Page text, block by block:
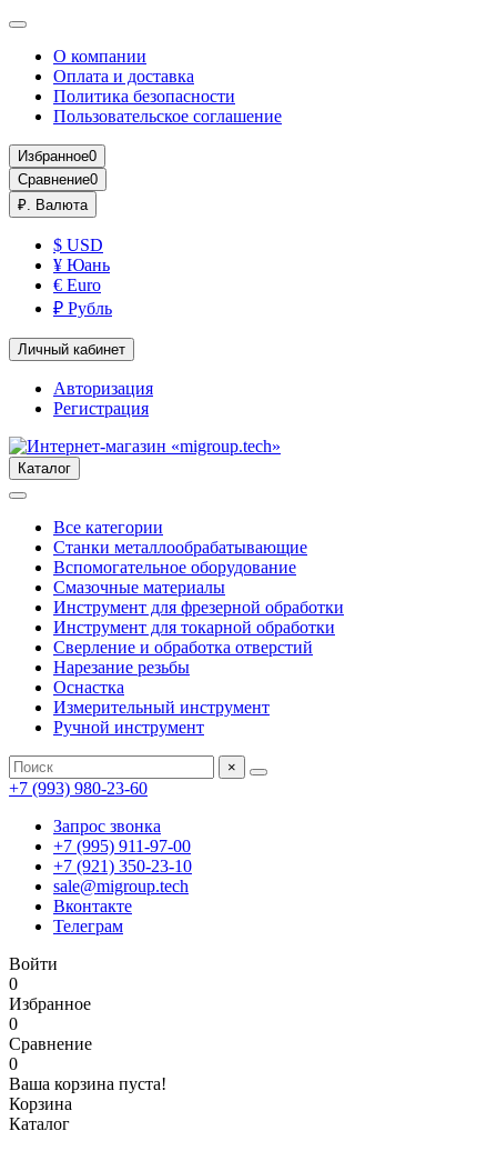
О компании
Оплата и доставка
Политика безопасности
Пользовательское соглашение
Избранное0
Сравнение0
₽. Валюта
$ USD
¥ Юань
€ Euro
₽ Рубль
Личный кабинет
Авторизация
Регистрация
Каталог
Все категории
Станки металлообрабатывающие
Вспомогательное оборудование
Смазочные материалы
Инструмент для фрезерной обработки
Инструмент для токарной обработки
Сверление и обработка отверстий
Нарезание резьбы
Оснастка
Измерительный инструмент
Ручной инструмент
×
+7 (993) 980-23-60
Запрос звонка
+7 (995) 911-97-00
+7 (921) 350-23-10
sale@migroup.tech
Вконтакте
Телеграм
Войти
0
Избранное
0
Сравнение
0
Ваша корзина пуста!
Корзина
Каталог